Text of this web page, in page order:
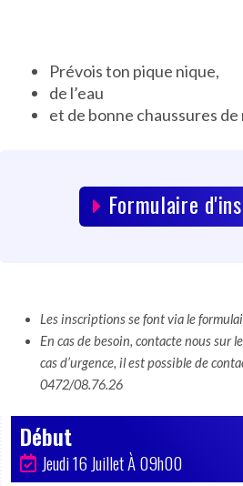
Prévois ton pique nique,
de l’eau
et de bonne chaussures de
Formulaire
Les inscriptions se font via le
En cas de besoin, contacte nous sur
cas d’urgence, il est possible de
0472/08.76.26
Début
Jeudi 16 Juillet À 09h00